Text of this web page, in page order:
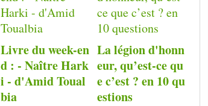
Livre du week-en
d : - Naître Hark
i - d'Amid Toual
bia
La légion d'honn
eur, qu’est-ce qu
e c’est ? en 10 qu
estions